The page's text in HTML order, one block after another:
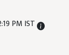
PM IST